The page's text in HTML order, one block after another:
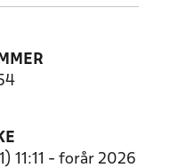
11:11 - forår 2026